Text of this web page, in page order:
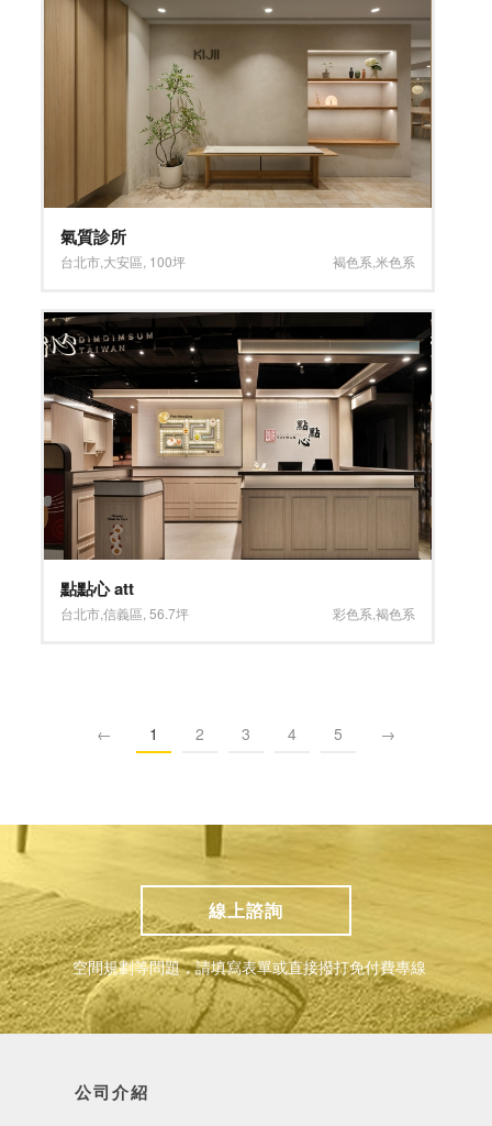
氣質診所
台北市 大安區 100坪 褐色系 米色系
點點心 att
台北市,信義區 ,56.7坪 彩色系 褐色系
← 1 2 3 4 5 →
線上諮詢
空間規劃等問題，請填寫表單或直接撥打免付費專線
公司介紹